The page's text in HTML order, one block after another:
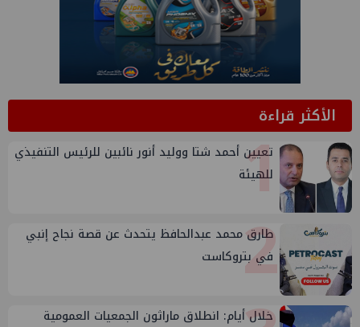
الأكثر قراءة1
تعيين أحمد شتا ووليد أنور نائبين للرئيس التنفيذي
للهيئة
2
طارق محمد عبدالحافظ يتحدث عن قصة نجاح إنبي
في بتروكاست
خلال أيام: انطلاق ماراثون الجمعيات العمومية